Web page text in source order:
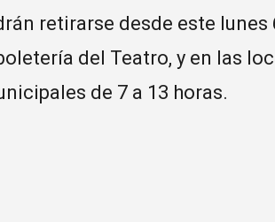
retirarse desde este
del Teatro, y en las
de 7 a 13 horas.